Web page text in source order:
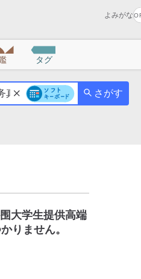
よみがな
タグ
さがす
大学生提供高端
りません。